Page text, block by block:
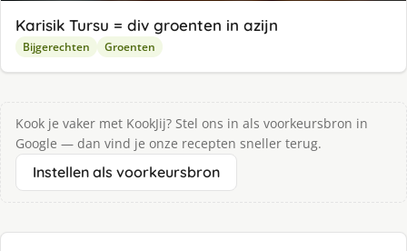
Karisik Tursu = div groenten in azijn
Bijgerechten Groenten
Kook je vaker met KookJij? Stel ons in als voorkeursbron in
Google — dan vind je onze recepten sneller terug.
Instellen als voorkeursbron